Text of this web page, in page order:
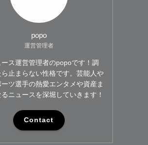
popo
運営管理者
ス運営管理者のpopoです！調
止まらない性格です。芸能人や
ツ選手の熱愛エンタメや資産ま
ニュースを深堀していきます！
Contact